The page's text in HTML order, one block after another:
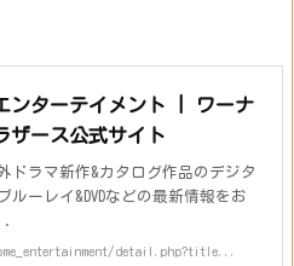
ンターテイメント | ワーナ
ザース公式サイト
ドラマ新作&カタログ作品のデジタ
ルーレイ&DVDなどの最新情報をお
detail.php?title...